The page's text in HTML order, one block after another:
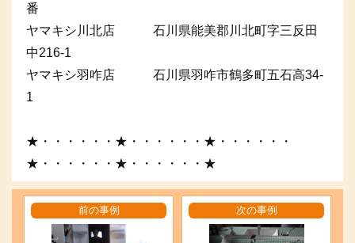
番
ヤマキシ川北店 石川県能美郡川北町字三反田
中216-1
ヤマキシ羽咋店 石川県羽咋市鶴多町五石高34-
1
★・・・・・・★・・・・・・★・・・・・・
★・・・・・・★・・・・・・★
前の事例 次の事例